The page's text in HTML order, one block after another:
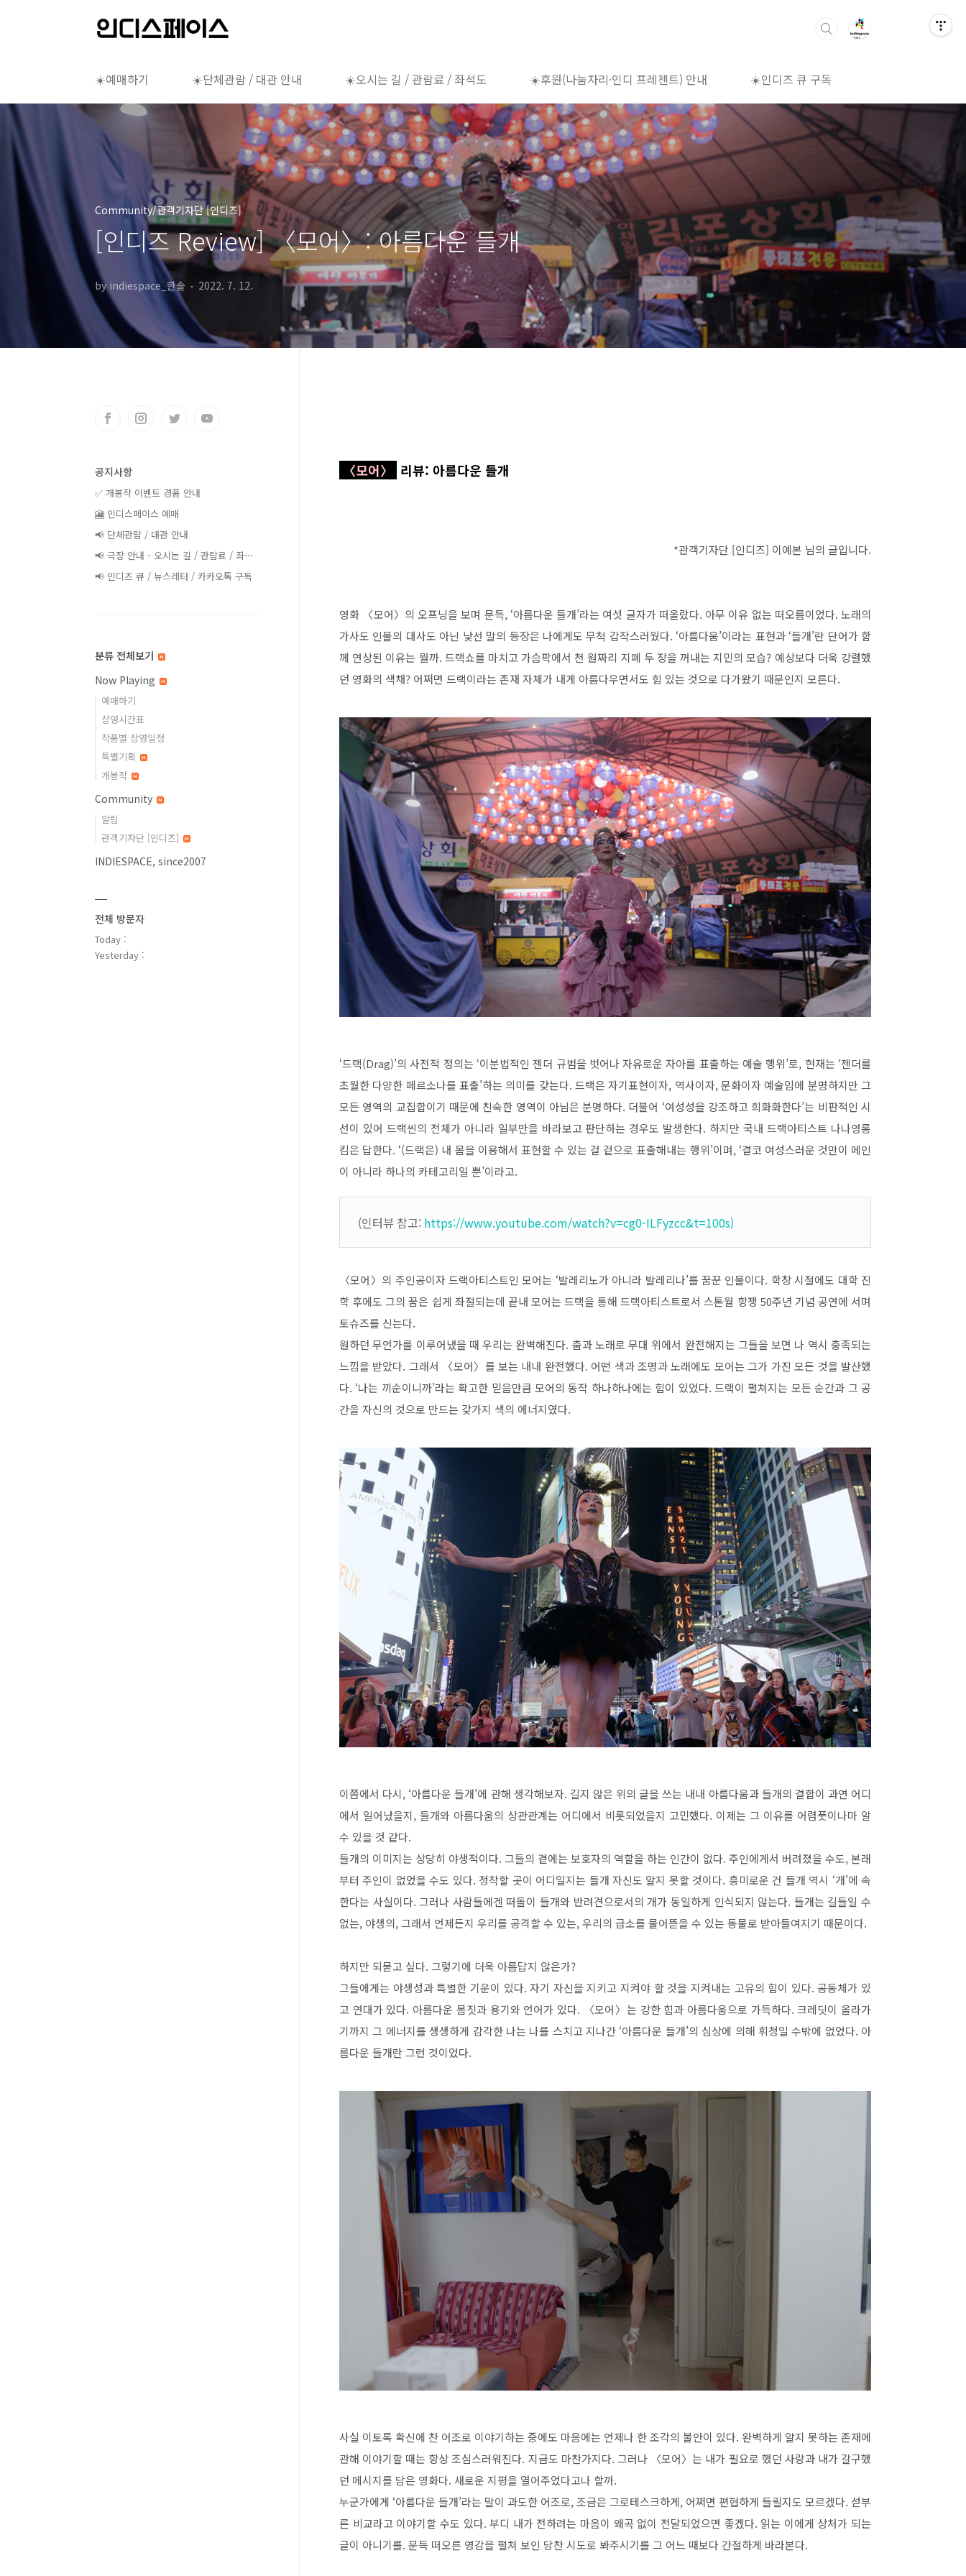
☀️예매하기 ☀️단체관람 / 대관 안내 ☀️오시는 길 / 관람료 / 좌석도 ☀️후원(나눔자리·인디 프레젠트) 안내 ☀️인디즈 큐 구독
Community/관객기자단 [인디즈]
[인디즈 Review] 〈모어〉: 아름다운 들개
by indiespace_한솔 2022. 7. 12.
〈모어〉 리뷰: 아름다운 들개
*관객기자단 [인디즈] 이예본 님의 글입니다.
영화 〈모어〉 의 오프닝을 보며 문득, ‘아름다운 들개’라는 여섯 글자가 떠올랐다. 아무 이유 없는 떠오름이었다.노래의
가사도 인물의 대사도 아닌 낯선 말의 등장은 나에게도 무척 갑작스러웠다. ‘아름다움’이라는 표현과 ‘들개’란 단어가 함
께 연상된 이유는 뭘까. 드랙쇼를 마치고 가슴팍에서 천 원짜리 지폐 두 장을 꺼내는 지민의 모습? 예상보다 더욱 강렬했
던 영화의 색채? 어쩌면 드랙이라는 존재 자체가 내게 아름다우면서도 힘 있는 것으로 다가왔기 때문인지 모른다.
‘드랙(Drag)’의 사전적 정의는 ‘이분법적인 젠더 규범을 벗어나 자유로운 자아를 표출하는 예술 행위’로, 현재는 ‘젠더를
초월한 다양한 페르소나를 표출’하는 의미를 갖는다.드랙은 자기표현이자, 역사이자,문화이자 예술임에 분명하지만 그
모든 영역의 교집합이기 때문에 친숙한 영역이 아님은 분명하다. 더불어 ‘여성성을 강조하고 희화화한다’는 비판적인 시
선이 있어 드랙씬의 전체가 아니라 일부만을 바라보고 판단하는 경우도 발생한다. 하지만 국내 드랙아티스트 나나영롱
킴은 답한다. ‘(드랙은) 내 몸을 이용해서 표현할 수 있는 걸 겉으로 표출해내는 행위’이며, ‘결코 여성스러운 것만이 메인
이 아니라 하나의 카테고리일 뿐’이라고.
(인터뷰 참고: https://www.youtube.com/watch?v=cg0-ILFyzcc&t=100s)
〈모어〉 의 주인공이자 드랙아티스트인 모어는 ‘발레리노가 아니라 발레리나’를 꿈꾼 인물이다. 학창 시절에도 대학 진
학 후에도 그의 꿈은 쉽게 좌절되는데 끝내 모어는 드랙을 통해 드랙아티스트로서 스톤월 항쟁 50주년 기념 공연에 서며
토슈즈를 신는다.
원하던 무언가를 이루어냈을 때 우리는 완벽해진다. 춤과 노래로 무대 위에서 완전해지는 그들을 보면 나 역시 충족되는
느낌을 받았다. 그래서 〈모어〉 를 보는 내내 완전했다. 어떤 색과 조명과 노래에도 모어는 그가 가진 모든 것을 발산했
다. ‘나는 끼순이니까’라는 확고한 믿음만큼 모어의 동작 하나하나에는 힘이 있었다.드랙이 펼쳐지는 모든 순간과 그 공
간을 자신의 것으로 만드는 갖가지 색의 에너지였다.
이쯤에서 다시, ‘아름다운 들개’에 관해 생각해보자. 길지 않은 위의 글을 쓰는 내내 아름다움과 들개의 결합이 과연 어디
에서 일어났을지, 들개와 아름다움의 상관관계는 어디에서 비롯되었을지 고민했다. 이제는 그 이유를 어렴풋이나마 알
수 있을 것 같다.
들개의 이미지는 상당히 야생적이다. 그들의 곁에는 보호자의 역할을 하는 인간이 없다. 주인에게서 버려졌을 수도,본래
부터 주인이 없었을 수도 있다. 정착할 곳이 어디일지는 들개 자신도 알지 못할 것이다. 흥미로운 건 들개 역시 ‘개’에 속
한다는 사실이다.그러나 사람들에겐 떠돌이 들개와 반려견으로서의 개가 동일하게 인식되지 않는다. 들개는 길들일 수
없는, 야생의,그래서 언제든지 우리를 공격할 수 있는,우리의 급소를 물어뜯을 수 있는 동물로 받아들여지기 때문이다.
하지만 되묻고 싶다. 그렇기에 더욱 아름답지 않은가?
그들에게는 야생성과 특별한 기운이 있다.자기 자신을 지키고 지켜야 할 것을 지켜내는 고유의 힘이 있다.공동체가 있
고 연대가 있다. 아름다운 몸짓과 용기와 언어가 있다. 〈모어〉 는 강한 힘과 아름다움으로 가득하다.크레딧이 올라가
기까지 그 에너지를 생생하게 감각한 나는 나를 스치고 지나간 ‘아름다운 들개’의 심상에 의해 휘청일 수밖에 없었다. 아
름다운 들개란 그런 것이었다.
사실 이토록 확신에 찬 어조로 이야기하는 중에도 마음에는 언제나 한 조각의 불안이 있다. 완벽하게 알지 못하는 존재에
관해 이야기할 때는 항상 조심스러워진다. 지금도 마찬가지다. 그러나 〈모어〉는 내가 필요로 했던 사랑과 내가 갈구했
던 메시지를 담은 영화다. 새로운 지평을 열어주었다고나 할까.
누군가에게 ‘아름다운 들개’라는 말이 과도한 어조로,조금은 그로테스크하게, 어쩌면 편협하게 들릴지도 모르겠다. 섣부
른 비교라고 이야기할 수도 있다.부디 내가 전하려는 마음이 왜곡 없이 전달되었으면 좋겠다. 읽는 이에게 상처가 되는
글이 아니기를. 문득 떠오른 영감을 펼쳐 보인 당찬 시도로 봐주시기를 그 어느 때보다 간절하게 바라본다.
공지사항
✅ 개봉작 이벤트 경품 안내
🎦 인디스페이스 예매
📢 단체관람 / 대관 안내
📢 극장 안내 - 오시는 길 / 관람료 / 좌⋯
📢 인디즈 큐 / 뉴스레터 / 카카오톡 구독
분류 전체보기
Now Playing
예매하기
상영시간표
작품별 상영일정
특별기획
개봉작
Community
알림
관객기자단 [인디즈]
INDIESPACE, since2007
전체 방문자
Today :
Yesterday :